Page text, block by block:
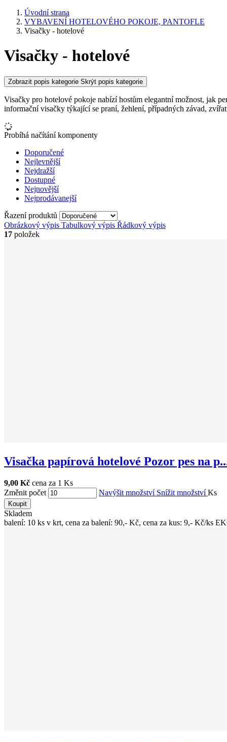
Úvodní strana
VYBAVENÍ HOTELOVÉHO POKOJE, PANTOFLE
Visačky - hotelové
Visačky - hotelové
Zobrazit popis kategorie Skrýt popis kategorie
Visačky pro hotelové pokoje nabízí hostům elegantní možnost, jak
informační visačky týkající se praní, žehlení, případných závad,
Probíhá načítání komponenty
Doporučené
Nejlevnější
Nejdražší
Dostupné
Nejnovější
Nejprodávanejší
Řazení produktů
Obrázkový výpis Tabulkový výpis Řádkový výpis
17 položek
Visačka papírová hotelové Pozor pes na
9,00 Kč cena za 1 Ks
Změnit počet
Navýšit množství Snížit množstvíKs
Koupit
Skladem
balení: 10 ks v krt, cena za balení: 90,- Kč, cena za kus: 9,- Kč/ks